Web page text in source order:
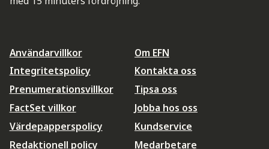
Användarvillkor
Integritetspolicy
Prenumerationsvillkor
FactSet villkor
Värdepapperspolicy
Redaktionell policy
Om EFN
Kontakta oss
Tipsa oss
Jobba hos oss
Kundservice
Medarbetare